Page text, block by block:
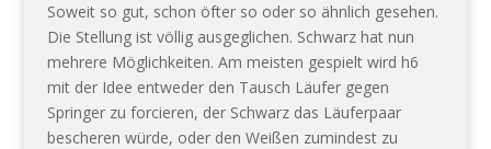
Soweit so gut, schon öfter so oder so ähnlich gesehen.
Die Stellung ist völlig ausgeglichen. Schwarz hat nun
mehrere Möglichkeiten. Am meisten gespielt wird h6
mit der Idee entweder den Tausch Läufer gegen
Springer zu forcieren, der Schwarz das Läuferpaar
bescheren würde, oder den Weißen zumindest zu